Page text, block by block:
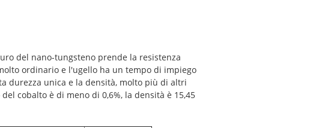
del nano-tungsteno prende la resistenza
ordinario e l'ugello ha un tempo di impiego
durezza unica e la densità, molto più di altri
cobalto è di meno di 0,6%, la densità è 15,45